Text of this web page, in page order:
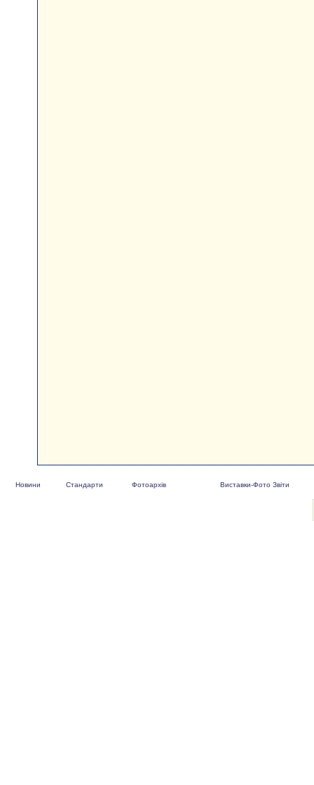
Новини Стандарти Фотоархів Виставки-Фото Звіти